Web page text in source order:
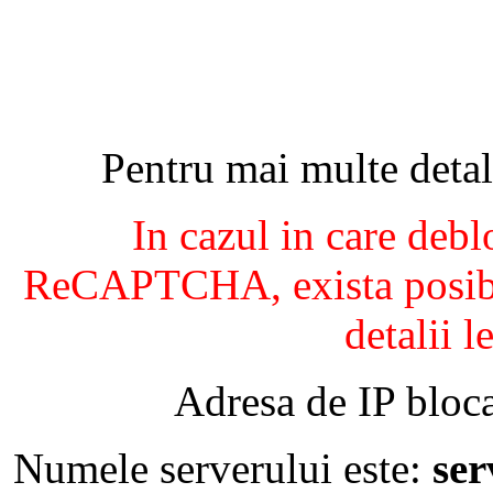
Pentru mai multe
In cazul in care
ReCAPTCHA, exista
detalii
Adresa de IP
Numele serverului este: